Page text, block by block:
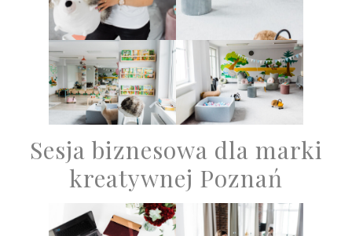
Sesja biznesowa dla marki
kreatywnej Poznań